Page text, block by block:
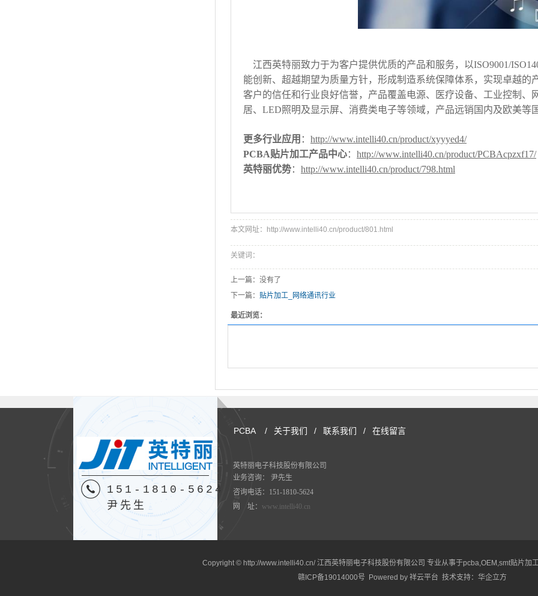
江西英特丽致力于为客户提供优质的产品和服务，以ISO9001/
能创新、超越期望为质量方针，形成制造系统保障体系，实现卓越的
客户的信任和行业良好信誉，产品覆盖电源、医疗设备、工业控制
居、LED照明及显示屏、消费类电子等领域，产品远销国内及欧美等
更多行业应用 ： http://www.intelli40.cn/product/xyyyed4/
PCBA贴片加工产品中心： http://www.intelli40.cn/product/PCBAcpzxf17/
英特丽优势： http://www.intelli40.cn/product/798.html
本文网址：http://www.intelli40.cn/product/801.html
关键词：
上一篇：没有了
下一篇： 贴片加工_网络通讯行业
最近浏览：
151-1810-5624
尹先生
PCBA / 关于我们 / 联系我们 / 在线留言
英特丽电子科技股份有限公司
业务咨询： 尹先生
咨询电话：151-1810-5624
网 址：
www.intelli40.cn
Copyright © http://www.intelli40.cn/ 江西英特丽电子科技股份有限公司 专业从事于pcba,OEM ,smt贴片加
赣ICP备19014000号 Powered by 祥云平台 技术支持： 华企立方